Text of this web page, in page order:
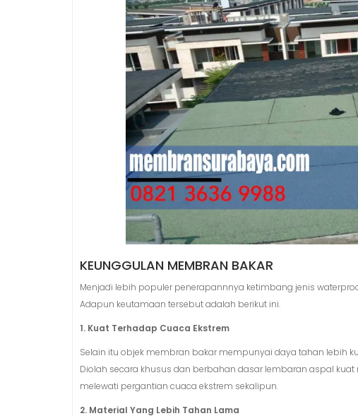
KEUNGGULAN MEMBRAN BAKAR
Menjadi lebih populer penerapannnya ketimbang jenis
Adapun keutamaan tersebut adalah berikut ini.
1. Kuat Terhadap Cuaca Ekstrem
Selain itu objek membran bakar mempunyai daya tahan lebih
Diolah secara khusus dan berbahan dasar lembaran aspal
melewati pergantian cuaca ekstrem sekalipun.
2. Material Yang Lebih Tahan Lama